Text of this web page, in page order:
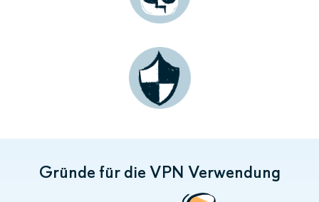
Gründe für die VPN Verwendung